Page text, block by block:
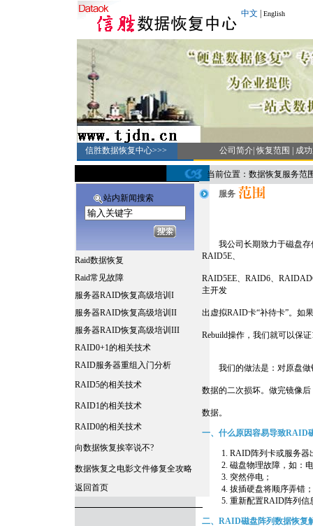
中文 English
信胜数据恢复中心>>> 公司简介| 恢复范围 成
站内新闻搜索
Raid数据恢复
Raid常见故障
服务器RAID恢复高级培训 I
服务器RAID恢复高级培训II
服务器RAID恢复高级培训III
RAID0+1的相关技术
RAID服务器重组入门分析
RAID5的相关技术
RAID1的相关技术
RAID0的相关技术
向数据恢复挨宰说不?
数据恢复之电影文件修复全攻略
返回首页
当前位置：数据恢复服务范
服务
我公司长期致力于磁盘存
RAID5E、
RAID5EE、RAID6、
主开发
出虚拟RAID卡“补待卡”。如
Rebuild操作，我们就可以保
我们的做法是：对原盘做
数据的二次损坏。做完镜像
数据。
一、什么原因容易导致RAID
RAID阵列卡或服务器
磁盘物理故障，如：
突然停电；
拔插硬盘将顺序弄错；
重新配置RAID阵列信
二、RAID磁盘阵列数据恢复